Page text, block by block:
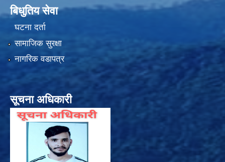
बिधुतिय सेवा
घटना दर्ता
सामाजिक सुरक्षा
नागरिक वडापत्र
सूचना अधिकारी